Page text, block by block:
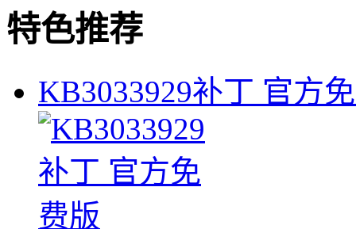
特色推荐
KB3033929补丁 官方